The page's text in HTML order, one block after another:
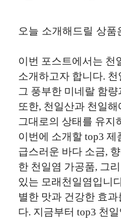
오늘 소개해드릴 상품
이번 포스트에서는 천
소개하고자 합니다.
그 풍부한 미네랄 함
또한, 천일산과 천일
그대로의 상태를 유지
이번에 소개할 top3
급스러운 바다 소금,
한 천일염 가공품, 그
있는 모래천일염입니
별한 맛과 건강한 효
다. 지금부터 top3 천